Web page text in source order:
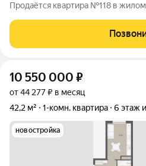
Продаётся квартира №118 в
10 550 000 ₽
от 44 277 ₽ в месяц
42,2 м²
1-комн. квартира 6 этаж
новостройка